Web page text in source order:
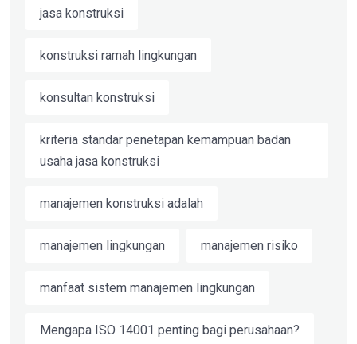
jasa konstruksi
konstruksi ramah lingkungan
konsultan konstruksi
kriteria standar penetapan kemampuan badan
usaha jasa konstruksi
manajemen konstruksi adalah
manajemen lingkungan manajemen risiko
manfaat sistem manajemen lingkungan
Mengapa ISO 14001 penting bagi perusahaan?